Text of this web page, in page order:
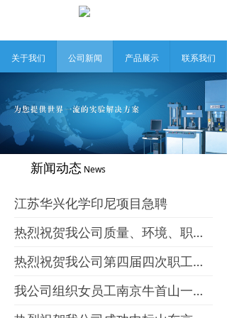
关于我们 公司新闻 产品展示 联系我们
新闻动态 News
江苏华兴化学印尼项目急聘
热烈祝贺我公司质量、环境、职业健康安全监督审核评审会顺利通过！
热烈祝贺我公司第四届四次职工代表大会顺利召开!
我公司组织女员工南京牛首山一日游活动